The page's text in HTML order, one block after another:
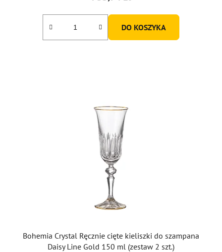
DO KOSZYKA
Bohemia Crystal Ręcznie cięte kieliszki do szampana
Daisy Line Gold 150 ml (zestaw 2 szt.)